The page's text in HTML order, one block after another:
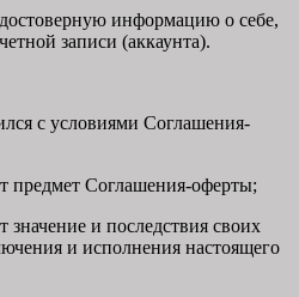
информацию о себе,
записи (аккаунта).
с условиями Соглашения-
Соглашения-оферты;
и последствия своих
и исполнения настоящего